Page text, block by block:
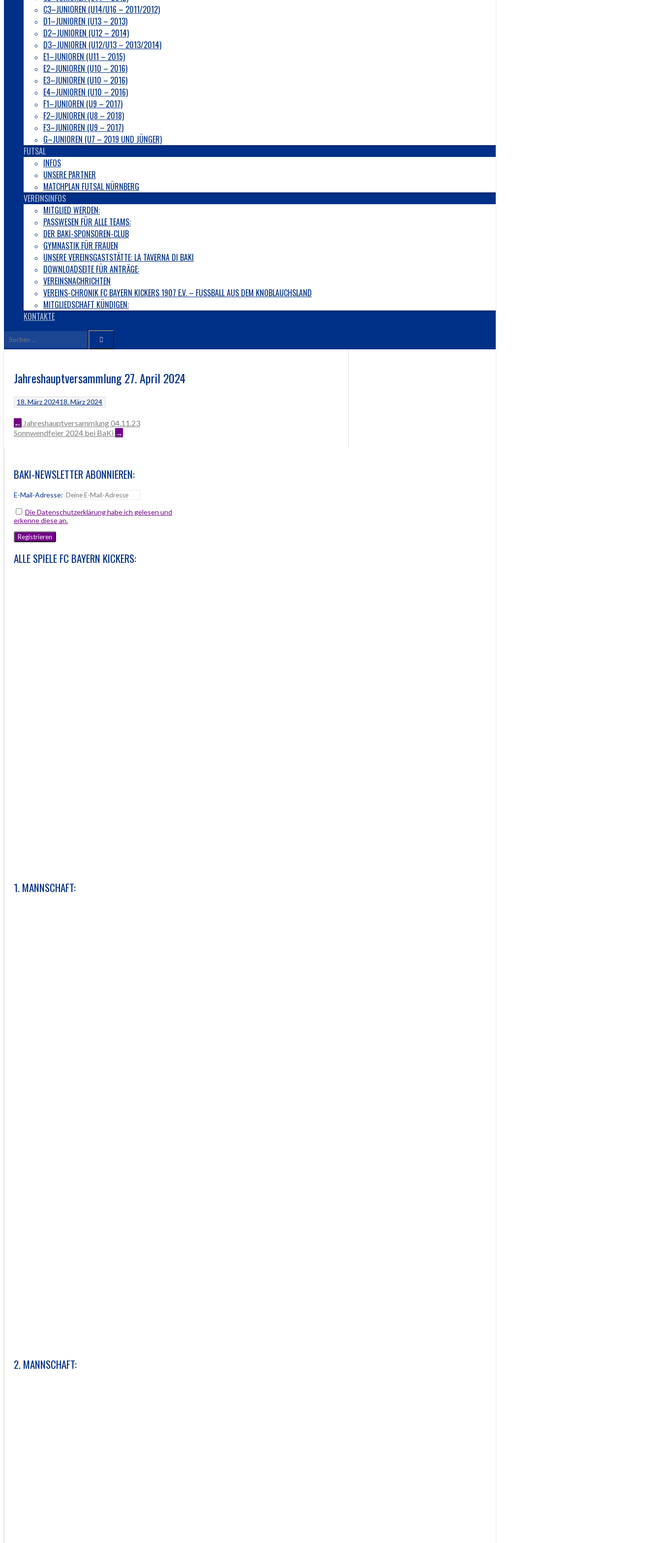
C3–JUNIOREN (U14/U16 – 2011/2012)
D1–JUNIOREN (U13 – 2013)
D2–JUNIOREN (U12 – 2014)
D3–JUNIOREN (U12/U13 – 2013/2014)
E1–JUNIOREN (U11 – 2015)
E2–JUNIOREN (U10 – 2016)
E3–JUNIOREN (U10 – 2016)
E4–JUNIOREN (U10 – 2016)
F1–JUNIOREN (U9 – 2017)
F2–JUNIOREN (U8 – 2018)
F3–JUNIOREN (U9 – 2017)
G–JUNIOREN (U7 – 2019 UND JÜNGER)
FUTSAL
INFOS
UNSERE PARTNER
MATCHPLAN FUTSAL NÜRNBERG
VEREINSINFOS
MITGLIED WERDEN:
PASSWESEN FÜR ALLE TEAMS:
DER BAKI-SPONSOREN-CLUB
GYMNASTIK FÜR FRAUEN
UNSERE VEREINSGASTSTÄTTE: LA TAVERNA DI BAKI
DOWNLOADSEITE FÜR ANTRÄGE:
VEREINSNACHRICHTEN
VEREINS-CHRONIK FC BAYERN KICKERS 1907 E.V. – FUSSBALL AUS DEM KNOBLAUCHSLAND
MITGLIEDSCHAFT KÜNDIGEN:
KONTAKTE
Suche
nach:
Jahreshauptversammlung 27. April 2024
18. März 202418. März 2024
ARTIKEL-
← Jahreshauptversammlung 04.11.23
Sonnwendfeier 2024 bei BaKi →
BAKI-NEWSLETTER ABONNIEREN:
E-Mail-Adresse:
Die Datenschutzerklärung habe ich gelesen und
erkenne diese an.
ALLE SPIELE FC BAYERN KICKERS:
1. MANNSCHAFT:
2. MANNSCHAFT: